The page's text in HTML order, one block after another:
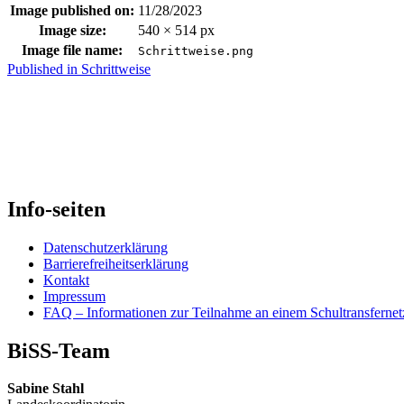
Image published on: 11/28/2023
Image size:
540 × 514 px
Image file name:
Schrittweise.png
Skip
Beitrags-
Published in Schrittweise
Info-seiten
Datenschutzerklärung
Barrierefreiheitserklärung
Kontakt
Impressum
FAQ – Informationen zur Teilnahme an einem
BiSS-Team
Sabine Stahl